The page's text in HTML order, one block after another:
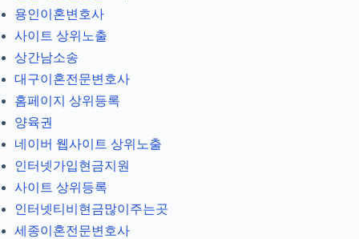
용인이혼변호사
사이트 상위노출
상간남소송
대구이혼전문변호사
홈페이지 상위등록
양육권
네이버 웹사이트 상위노출
인터넷가입현금지원
사이트 상위등록
인터넷티비현금많이주는곳
세종이혼전문변호사